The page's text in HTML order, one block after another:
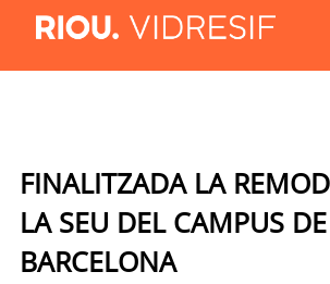
FINALITZADA LA
LA SEU DEL CAMPUS DE
BARCELONA